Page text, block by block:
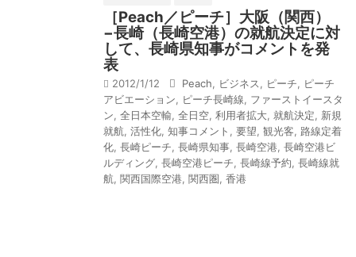
［Peach／ピーチ］大阪（関西）
−長崎（長崎空港）の就航決定に対
して、長崎県知事がコメントを発
表
2012/1/12 Peach ビジネス ピーチ
ピーチ
アビエーション
ピーチ長崎線
ファーストイースタ
ン 全日本空輸 全日空 利用者拡大 就航決定
新規
就航 活性化 知事コメント 要望 観光客
路線定着
化 長崎ピーチ 長崎県知事 長崎空港 長崎空港ビ
ルディング 長崎空港ピーチ 長崎線予約 長崎線就
航 関西国際空港 関西圏 香港